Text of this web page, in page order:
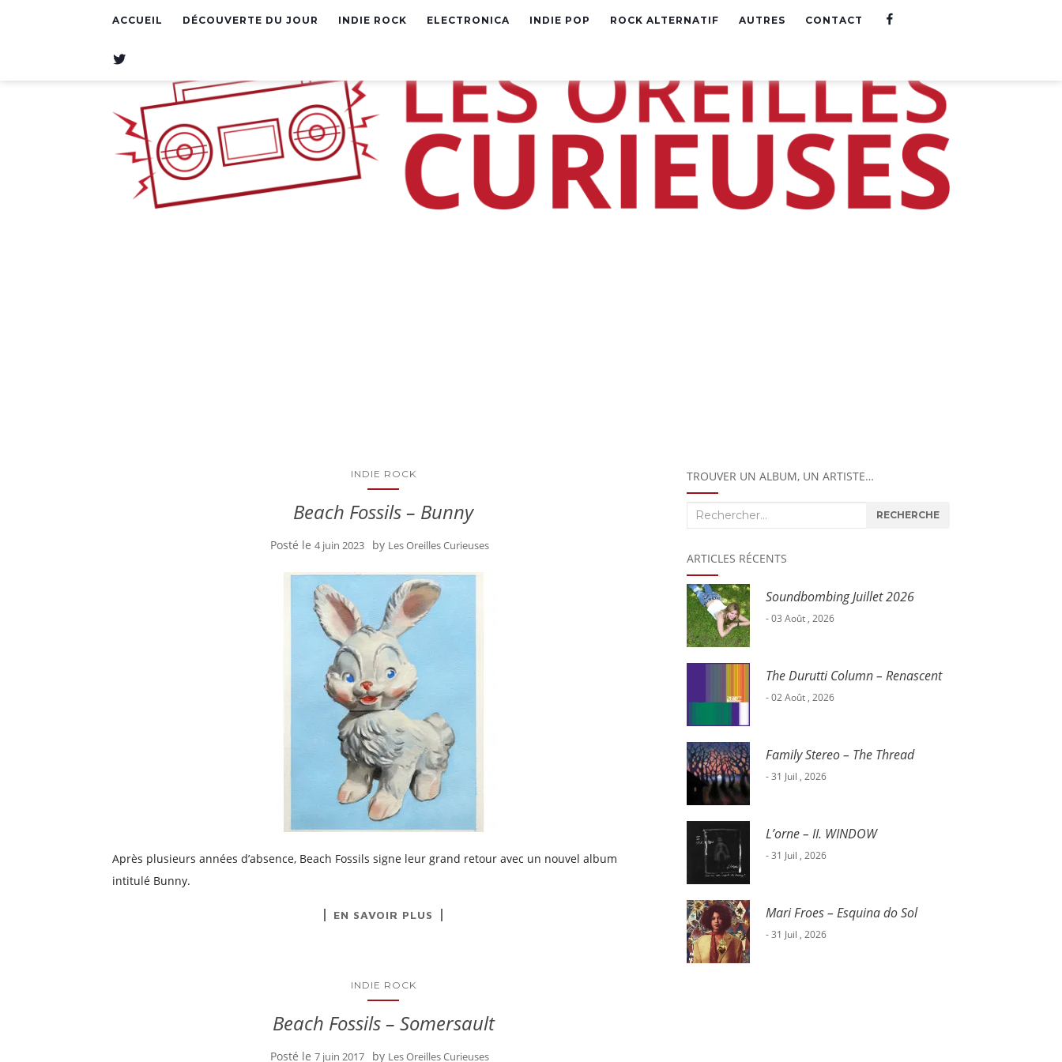
ACCUEIL DÉCOUVERTE DU JOUR INDIE ROCK ELECTRONICA INDIE POP ROCK ALTERNATIF AUTRES CONTACT
B
O
O
K
W
T
T
INDIE ROCK
Beach Fossils – Bunny
Posté le 4 juin 2023 by Les Oreilles Curieuses
Après plusieurs années d’absence, Beach Fossils signe leur grand retour avec un nouvel album
intitulé Bunny.
EN SAVOIR PLUS
INDIE ROCK
Beach Fossils – Somersault
Posté le 7 juin 2017 by Les Oreilles Curieuses
TROUVER UN ALBUM, UN ARTISTE…
Recherche
RECHERCHE
ARTICLES RÉCENTS
Soundbombing Juillet 2026
- 03 Août , 2026
The Durutti Column – Renascent
- 02 Août , 2026
Family Stereo – The Thread
- 31 Juil , 2026
L’orne – II. WINDOW
- 31 Juil , 2026
Mari Froes – Esquina do Sol
- 31 Juil , 2026